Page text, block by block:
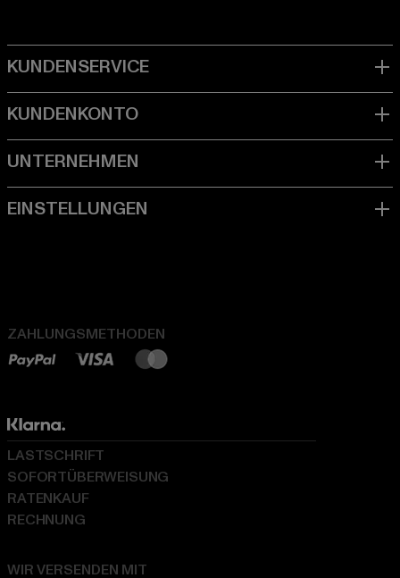
ZAHLUNGSMETHODEN
WIR VERSENDEN MIT
LASTSCHRIFT
SOFORTÜBERWEISUNG
RATENKAUF
RECHNUNG